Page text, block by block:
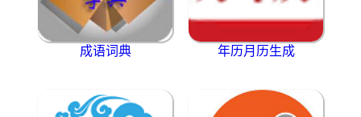
成语词典 年历月历生成